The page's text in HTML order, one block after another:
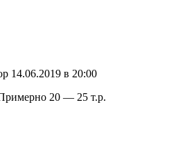
14.06.2019 в 20:00
20 — 25 т.р.